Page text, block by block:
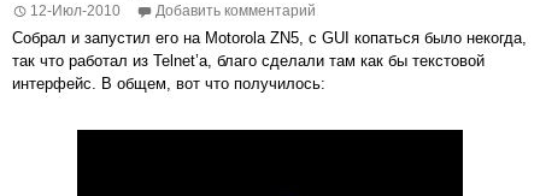
12-Июл-2010 Добавить комментарий
Собрал и запустил его на Motorola ZN5, с GUI копаться было некогда,
так что работал из Telnet’а, благо сделали там как бы текстовой
интерфейс. В общем, вот что получилось: